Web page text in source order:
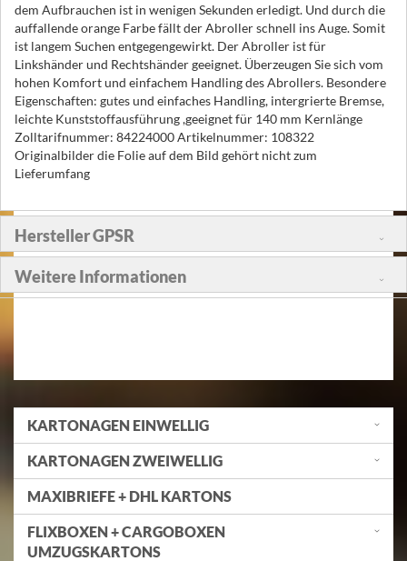
dem Aufbrauchen ist in wenigen Sekunden erledigt. Und durch die
auffallende orange Farbe fällt der Abroller schnell ins Auge. Somit
ist langem Suchen entgegengewirkt. Der Abroller ist für
Linkshänder und Rechtshänder geeignet. Überzeugen Sie sich vom
hohen Komfort und einfachem Handling des Abrollers. Besondere
Eigenschaften: gutes und einfaches Handling, intergrierte Bremse,
leichte Kunststoffausführung ,geeignet für 140 mm Kernlänge
Zolltarifnummer: 84224000 Artikelnummer: 108322
Originalbilder die Folie auf dem Bild gehört nicht zum
Lieferumfang
Hersteller GPSR
Weitere Informationen
KARTONAGEN EINWELLIG
KARTONAGEN ZWEIWELLIG
MAXIBRIEFE + DHL KARTONS
FLIXBOXEN + CARGOBOXEN
UMZUGSKARTONS